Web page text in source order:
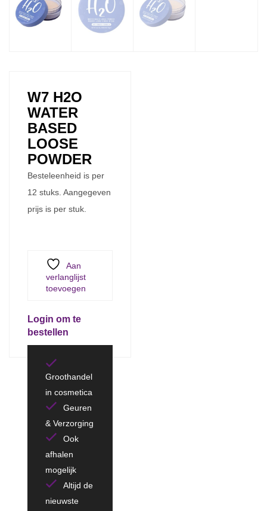
W7 H2O
WATER
BASED
LOOSE
POWDER
Besteleenheid is per
12 stuks. Aangegeven
prijs is per stuk.
Aan
verlanglijst
toevoegen
Login om te
bestellen
Groothandel
in cosmetica
Geuren
& Verzorging
Ook
afhalen
mogelijk
Altijd de
nieuwste